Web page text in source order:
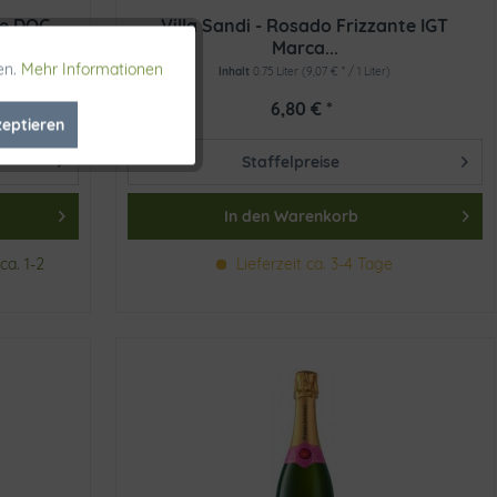
DOC
1-2
Villa Sandi - Rosado Frizzante IGT
Marca...
Inhalt 0.75 Liter (9,07 € * / 1 Liter)
6,80 € *
Staffelpreise
In den Warenkorb
Lieferzeit ca. 3-4 Tage
Aktiv
Inaktiv
Mehr Informationen